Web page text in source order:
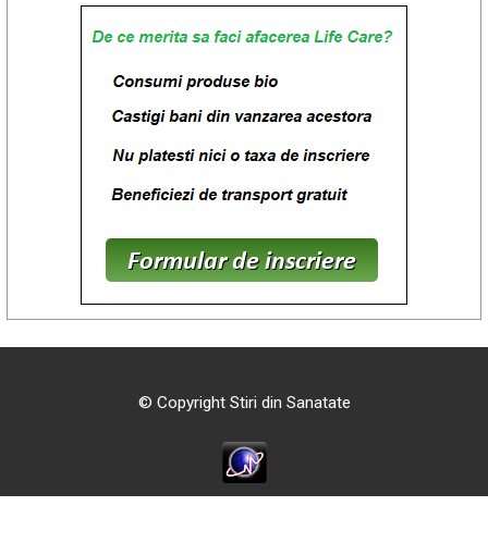
© Copyright Stiri din Sanatate